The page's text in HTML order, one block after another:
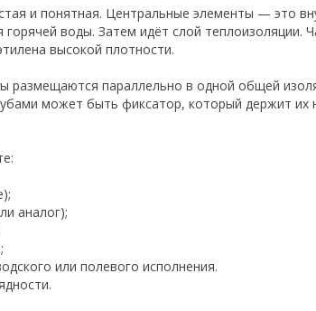
и понятная. Центральные элементы — это
горячей воды. Затем идёт слой
высокой плотности.
размещаются параллельно в одной общей
может быть фиксатор, который держит их
аналог);
или полевого исполнения.